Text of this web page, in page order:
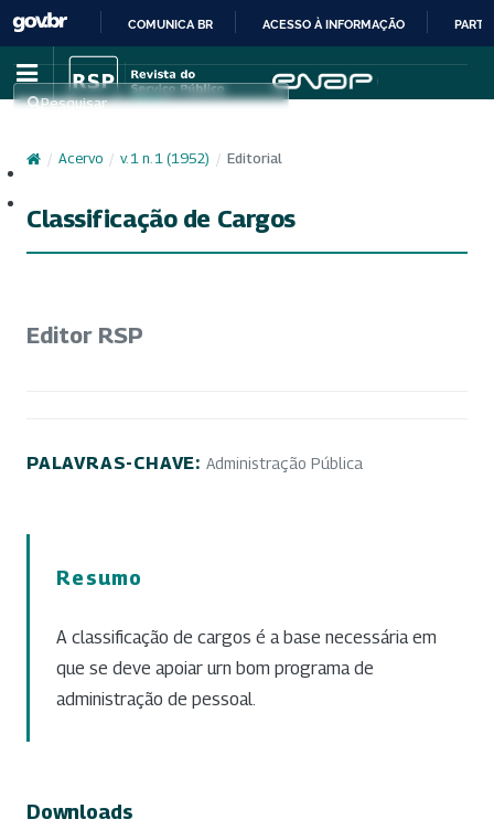
IR
PARA
CONTEÚDO
COMUNICA BR ACESSO À INFORMAÇÃO
Pesquisar
/ Acervo / v. 1 n. 1 (1952) / Editorial
Classificação de Cargos
Editor RSP
PALAVRAS-CHAVE: Administração Pública
Resumo
A classificação de cargos é a base necessária em
que se deve apoiar urn bom programa de
administração de pessoal.
Downloads